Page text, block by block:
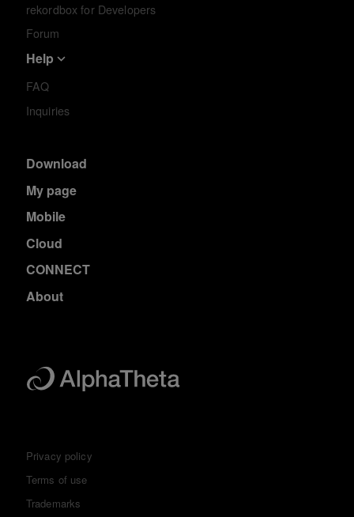
rekordbox for Developers
Forum
Help
FAQ
Inquiries
Download
My page
Mobile
Cloud
CONNECT
About
Privacy policy
Terms of use
Trademarks